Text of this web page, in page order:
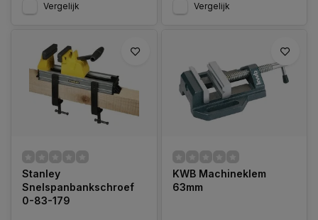
Vergelijk Vergelijk
Stanley
Snelspanbankschroef
0-83-179
KWB Machineklem
63mm